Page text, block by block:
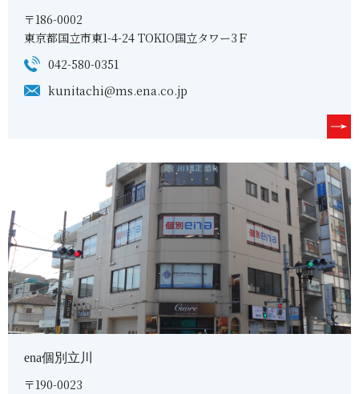
〒186-0002
東京都国立市東1-4-24 TOKIO国立タワー3Ｆ
042-580-0351
kunitachi@ms.ena.co.jp
ena個別立川
〒190-0023